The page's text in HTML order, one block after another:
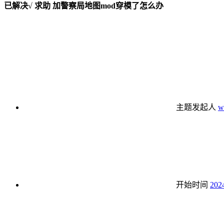
已解决√ 求助 加警察局地图mod穿模了怎么办
主题发起人
开始时间